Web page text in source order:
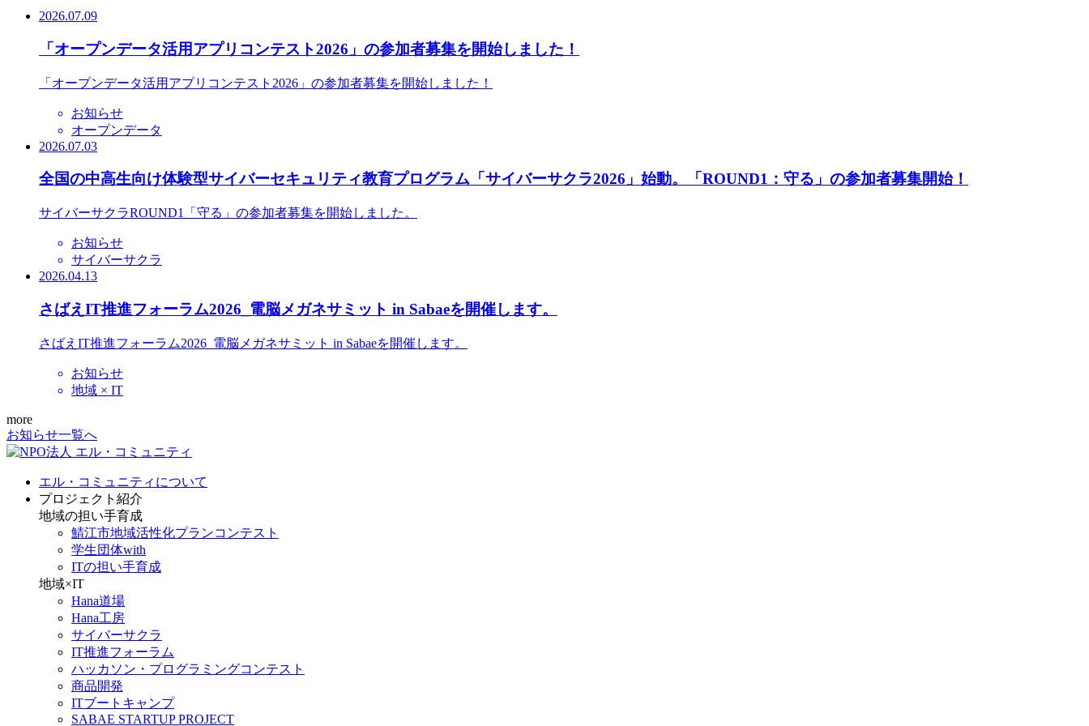
2026.07.09
「オープンデータ活用アプリコンテスト2026」の参加者募集を開始しました！
「オープンデータ活用アプリコンテスト2026」の参加者募集を開始しました！
お知らせ
オープンデータ
2026.07.03
全国の中高生向け体験型サイバーセキュリティ教育プログラム「サイバーサクラ2026」始動。「ROUND1：守る」の参加者募集開始！
サイバーサクラROUND1「守る」の参加者募集を開始しました。
お知らせ
サイバーサクラ
2026.04.13
さばえIT推進フォーラム2026_電脳メガネサミット in Sabaeを開催します。
さばえIT推進フォーラム2026_電脳メガネサミット in Sabaeを開催します。
お知らせ
地域 × IT
more
お知らせ一覧へ
エル・コミュニティについて
プロジェクト紹介
地域の担い手育成
鯖江市地域活性化プランコンテスト
学生団体with
ITの担い手育成
地域×IT
Hana道場
Hana工房
サイバーサクラ
IT推進フォーラム
ハッカソン・プログラミングコンテスト
商品開発
ITブートキャンプ
SABAE STARTUP PROJECT